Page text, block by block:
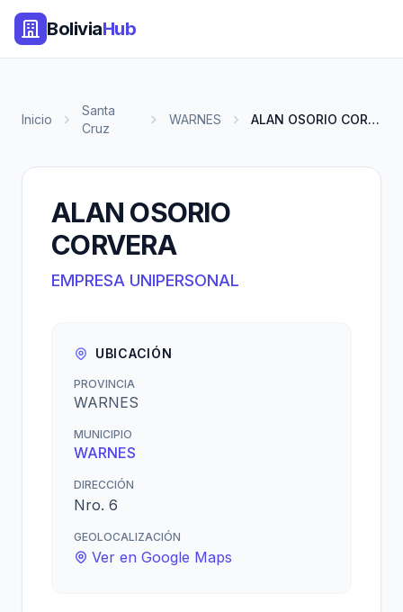
BoliviaHub
Inicio
Santa
Cruz
WARNES ALAN OSORIO CORVERA
ALAN OSORIO
CORVERA
EMPRESA UNIPERSONAL
UBICACIÓN
PROVINCIA
WARNES
MUNICIPIO
WARNES
DIRECCIÓN
Nro. 6
GEOLOCALIZACIÓN
Ver en Google Maps